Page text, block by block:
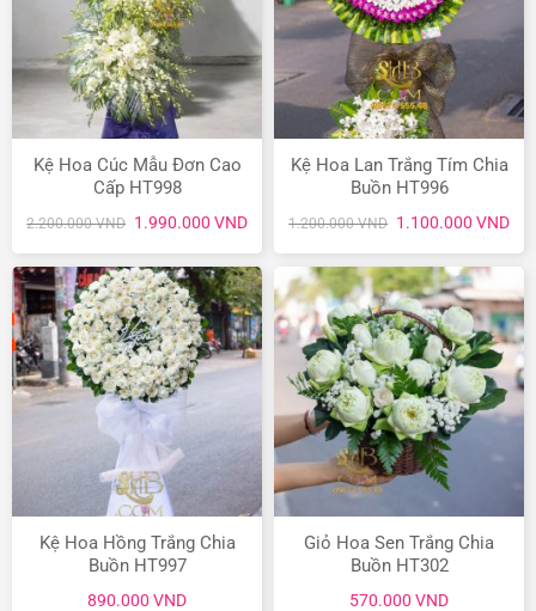
Kệ Hoa Cúc Mẫu Đơn Cao
Cấp HT998
2.200.000VND Giá
là:
2.200.000 VND.
1.990.000 VNDGiá
tại
là:
1.990.000 VND.
Kệ Hoa Lan Trắng Tím Chia
Buồn HT996
1.200.000VND Giá
là:
1.200.000 VND.
1.100.000 VNDGiá
tại
Kệ Hoa Hồng Trắng Chia
Buồn HT997
890.000 VND
Giỏ Hoa Sen Trắng Chia
Buồn HT302
570.000 VND